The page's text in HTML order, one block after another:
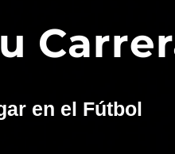
en el Fútbol